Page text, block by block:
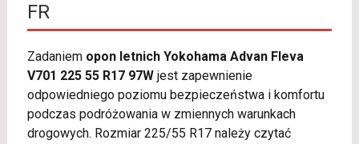
FR
Zadaniem opon letnich Yokohama Advan Fleva
V701 225 55 R17 97Wjest zapewnienie
odpowiedniego poziomu bezpieczeństwa i komfortu
podczas podróżowania w zmiennych warunkach
drogowych. Rozmiar 225/55 R17 należy czytać